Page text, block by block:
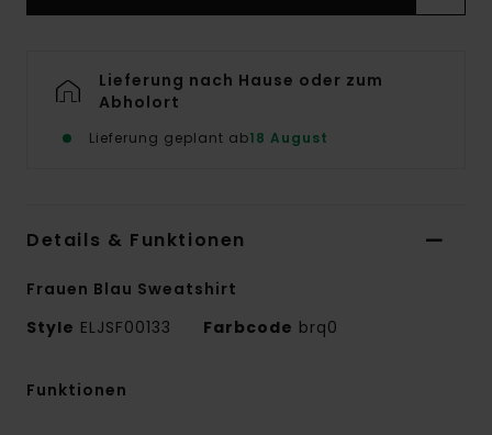
Lieferung nach Hause oder zum
Abholort
Lieferung geplant ab18 August
Details & Funktionen
Frauen Blau Sweatshirt
Style ELJSF00133 Farbcode brq0
Funktionen